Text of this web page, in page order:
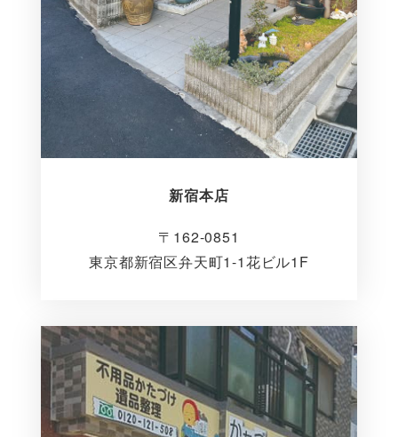
新宿本店
〒162-0851
東京都新宿区弁天町1-1花ビル1F